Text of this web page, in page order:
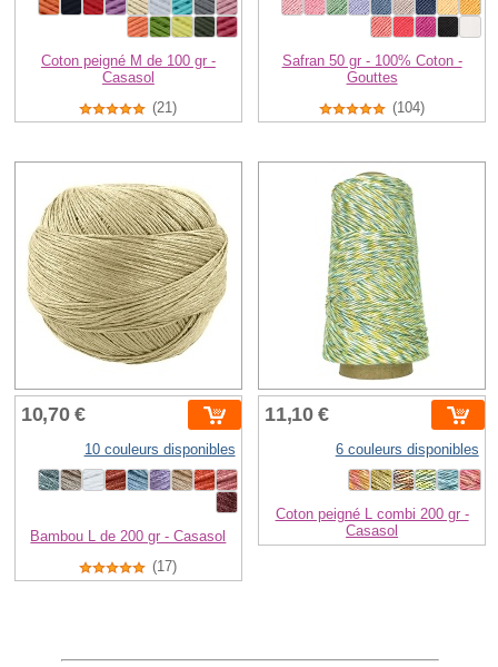
Coton peigné M de 100 gr -
Casasol
(21)
Safran 50 gr - 100% Coton -
Gouttes
(104)
10,70 €
10 couleurs disponibles
Bambou L de 200 gr - Casasol
(17)
11,10 €
6 couleurs disponibles
Coton peigné L combi 200 gr -
Casasol